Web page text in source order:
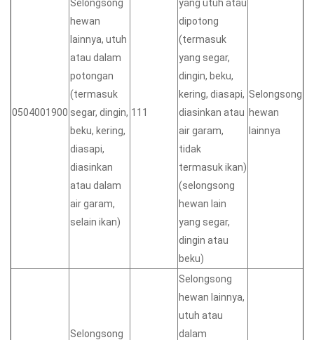
0504001900
Selongsong
hewan
lainnya, utuh
atau dalam
potongan
(termasuk
segar, dingin,
beku, kering,
diasapi,
diasinkan
atau dalam
air garam,
selain ikan)
111
yang utuh atau
dipotong
(termasuk
yang segar,
dingin, beku,
kering, diasapi,
diasinkan atau
air garam,
tidak
termasuk ikan)
(selongsong
hewan lain
yang segar,
dingin atau
beku)
Selongsong
hewan
lainnya
Selongsong
Selongsong
hewan lainnya,
utuh atau
dalam